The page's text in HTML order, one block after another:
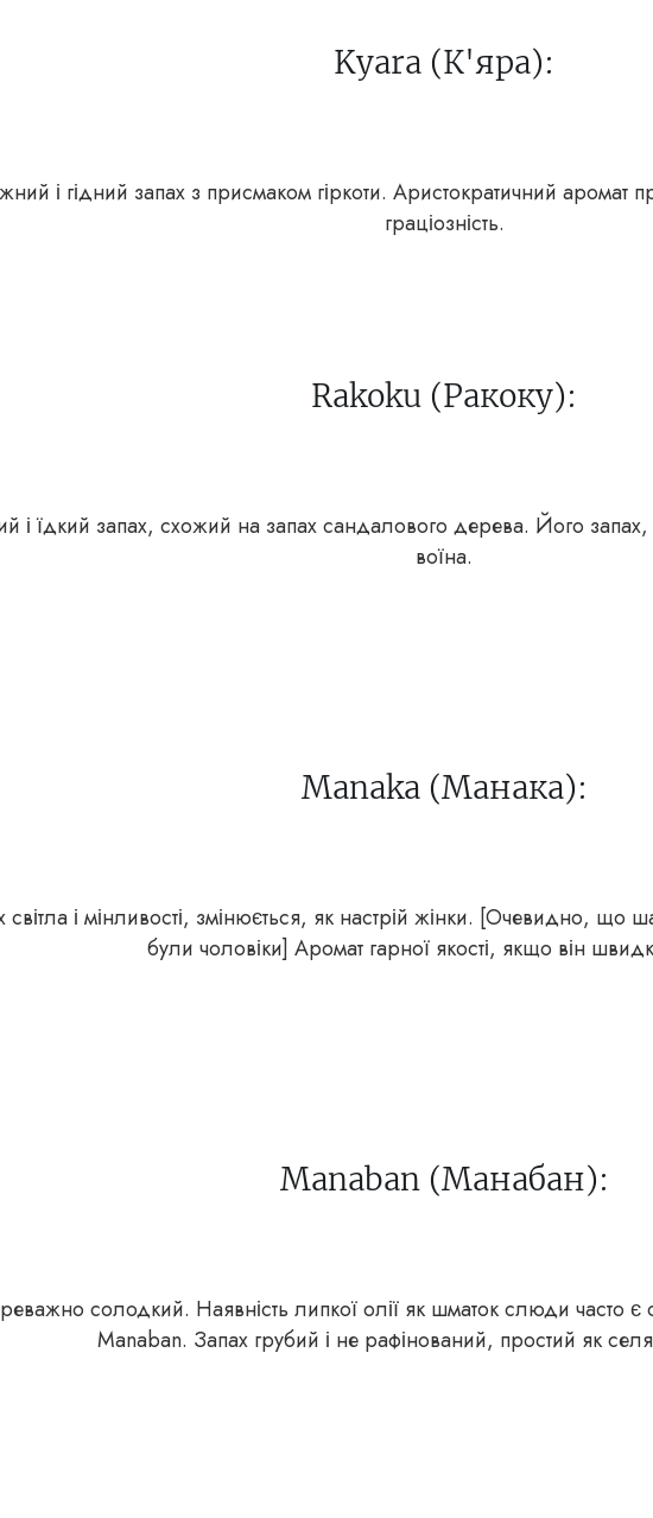
Kyara (К'яра):
і гідний запах з присмаком гіркоти. Аристократичний аромат
граціозність.
Rakoku (Ракоку):
і їдкий запах, схожий на запах сандалового дерева. Його
воїна.
Manaka (Манака):
світла і мінливості, змінюється, як настрій жінки. [Очевидно, що
були чоловіки] Аромат гарної якості, якщо він
Manaban (Манабан):
солодкий. Наявність липкої олії як шматок слюди часто
Manaban. Запах грубий і не рафінований, простий як